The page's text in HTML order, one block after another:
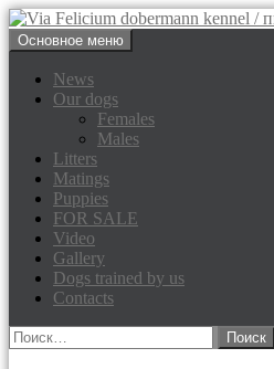
Via Felicium
kennel /
Основное меню
к
News
Our dogs
Females
Males
Litters
Matings
Puppies
FOR SALE
Video
Gallery
Dogs trained by us
Contacts
Найти: